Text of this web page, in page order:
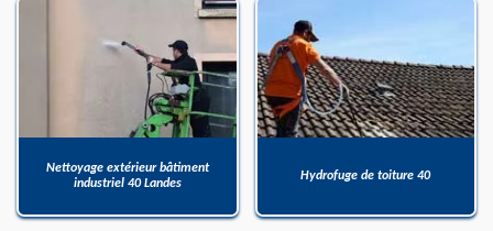
Nettoyage extérieur bâtiment
industriel 40 Landes
Hydrofuge de toiture 40